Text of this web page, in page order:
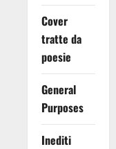
Cover
tratte da
poesie
General
Purposes
Inediti